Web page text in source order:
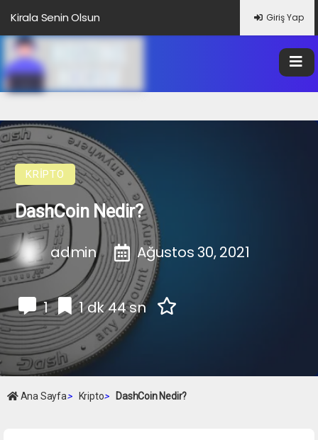
Kirala Senin Olsun Giriş Yap
KRIPTO
DashCoin Nedir?
admin Ağustos 30, 2021
1 1 dk 44 sn
Ana Sayfa> Kripto> DashCoin Nedir?